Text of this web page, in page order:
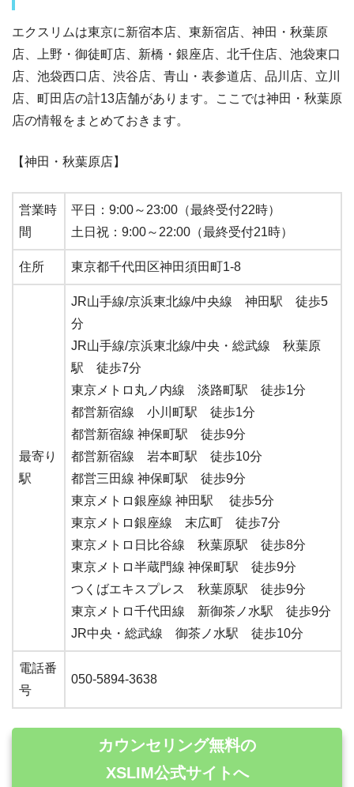
エクスリムは東京に新宿本店、東新宿店、神田・秋葉原
店、上野・御徒町店、新橋・銀座店、北千住店、池袋東口
店、池袋西口店、渋谷店、青山・表参道店、品川店、立川
店、町田店の計13店舗があります。ここでは神田・秋葉原
店の情報をまとめておきます。
【神田・秋葉原店】
営業時
間
平日：9:00～23:00（最終受付22時）
土日祝：9:00～22:00（最終受付21時）
住所 東京都千代田区神田須田町1-8
最寄り
駅
JR山手線/京浜東北線/中央線 神田駅 徒歩5
分
JR山手線/京浜東北線/中央・総武線 秋葉原
駅 徒歩7分
東京メトロ丸ノ内線 淡路町駅 徒歩1分
都営新宿線 小川町駅 徒歩1分
都営新宿線 神保町駅 徒歩9分
都営新宿線 岩本町駅 徒歩10分
都営三田線 神保町駅 徒歩9分
東京メトロ銀座線 神田駅 徒歩5分
東京メトロ銀座線 末広町 徒歩7分
東京メトロ日比谷線 秋葉原駅 徒歩8分
東京メトロ半蔵門線 神保町駅 徒歩9分
つくばエキスプレス 秋葉原駅 徒歩9分
東京メトロ千代田線 新御茶ノ水駅 徒歩9分
JR中央・総武線 御茶ノ水駅 徒歩10分
電話番
号
050-5894-3638
カウンセリング無料の
XSLIM公式サイトへ